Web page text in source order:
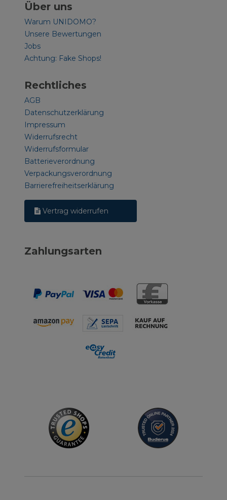
Über uns
Warum UNIDOMO?
Unsere Bewertungen
Jobs
Achtung: Fake Shops!
Rechtliches
AGB
Datenschutzerklärung
Impressum
Widerrufsrecht
Widerrufsformular
Batterieverordnung
Verpackungsverordnung
Barrierefreiheitserklärung
Vertrag widerrufen
Zahlungsarten